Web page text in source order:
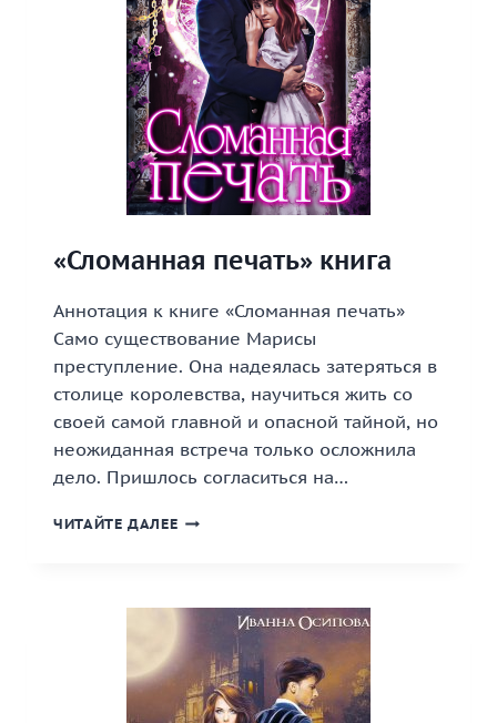
«Сломанная печать» книга
Аннотация к книге «Сломанная печать»
Само существование Марисы
преступление. Она надеялась затеряться в
столице королевства, научиться жить со
своей самой главной и опасной тайной, но
неожиданная встреча только осложнила
дело. Пришлось согласиться на…
ЧИТАЙТЕ ДАЛЕЕ «СЛОМАННАЯ